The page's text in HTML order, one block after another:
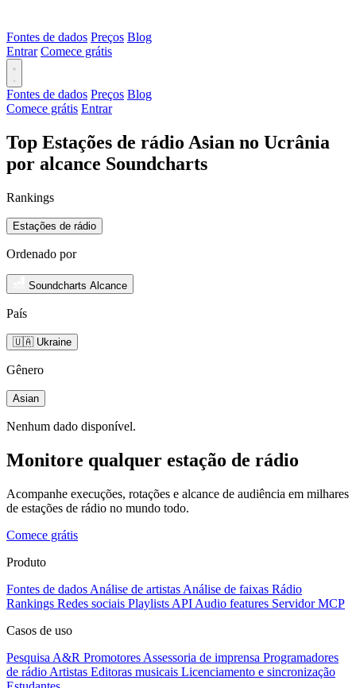
Fontes de dados Preços Blog
Entrar Comece grátis
Fontes de dados Preços Blog
Comece grátis Entrar
Top Estações de rádio Asian no Ucrânia
por alcance Soundcharts
Rankings
Estações de rádio
Ordenado por
Soundcharts Alcance
País
🇺🇦 Ukraine
Gênero
Asian
Nenhum dado disponível.
Monitore qualquer estação de rádio
Acompanhe execuções, rotações e alcance de audiência em milhares
de estações de rádio no mundo todo.
Comece grátis
Produto
Fontes de dados Análise de artistas Análise de faixas Rádio
Rankings Redes sociais Playlists API Audio features Servidor MCP
Casos de uso
Pesquisa A&R Promotores Assessoria de imprensa Programadores
de rádio Artistas Editoras musicais Licenciamento e sincronização